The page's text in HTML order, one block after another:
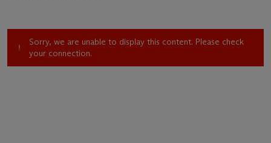
Sorry, we are unable to display this content. Please check
your connection.